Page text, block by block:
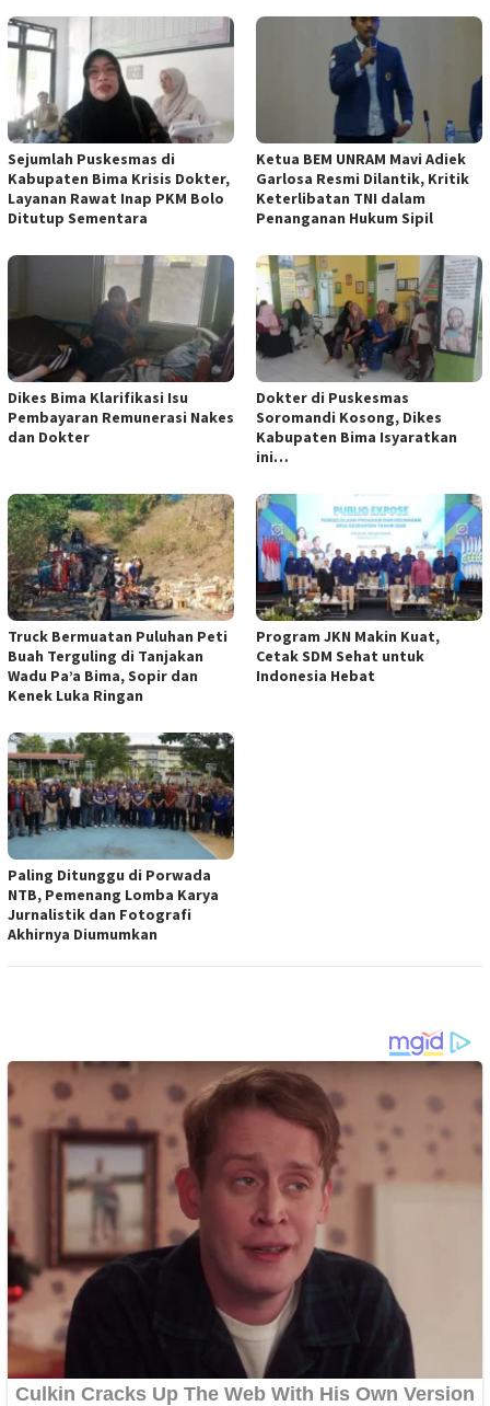
Sejumlah Puskesmas di
Kabupaten Bima Krisis Dokter,
Layanan Rawat Inap PKM Bolo
Ditutup Sementara
Ketua BEM UNRAM Mavi Adiek
Garlosa Resmi Dilantik, Kritik
Keterlibatan TNI dalam
Penanganan Hukum Sipil
Dikes Bima Klarifikasi Isu
Pembayaran Remunerasi Nakes
dan Dokter
Dokter di Puskesmas
Soromandi Kosong, Dikes
Kabupaten Bima Isyaratkan
ini…
Truck Bermuatan Puluhan Peti
Buah Terguling di Tanjakan
Wadu Pa’a Bima, Sopir dan
Kenek Luka Ringan
Program JKN Makin Kuat,
Cetak SDM Sehat untuk
Indonesia Hebat
Paling Ditunggu di Porwada
NTB, Pemenang Lomba Karya
Jurnalistik dan Fotografi
Akhirnya Diumumkan